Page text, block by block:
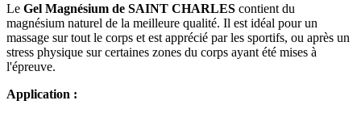
Le Gel Magnésium de SAINT CHARLES contient du
magnésium naturel de la meilleure qualité. Il est idéal pour un
massage sur tout le corps et est apprécié par les sportifs, ou après un
stress physique sur certaines zones du corps ayant été mises à
l'épreuve.
Application :